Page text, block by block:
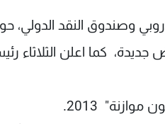
وصندوق النقد الدولي،
جديدة، كما اعلن الثلاثاء
2013.